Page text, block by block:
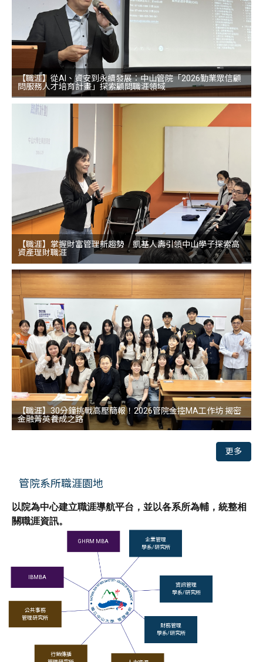
【職涯】從AI、資安到永續發展：中山管院「2026勤業眾信顧
問服務人才培育計畫」探索顧問職涯領域
【職涯】掌握財富管理新趨勢 凱基人壽引領中山學子探索高
資產理財職涯
【職涯】30分鐘挑戰高壓簡報！2026管院金控MA工作坊 揭密
金融菁英養成之路
更多
管院系所職涯園地
以院為中心建立職涯導航平台，並以各系所為輔，統整相
關職涯資訊。
行銷傳播
公共事務
管理研究所
IBMBA
資訊管理
學系/研究所
企業管理
學系/研究所
GHRM MBA
財務管理
學系/研究所